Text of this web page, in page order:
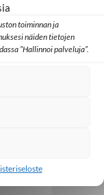
toiminnan ja
näiden tietojen
”Hallinnoi palveluja”.
Kulttuuri